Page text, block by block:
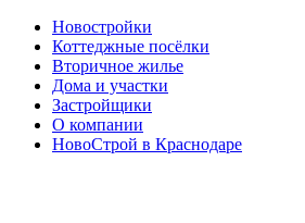
Новостройки
Коттеджные посёлки
Вторичное жилье
Дома и участки
Застройщики
О компании
НовоСтрой в Краснодаре